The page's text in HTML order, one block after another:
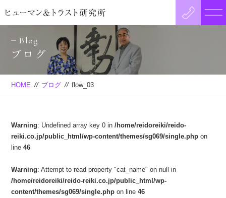
Blog
ブログ
HOME // ブログ // flow_03
Warning: Undefined array key 0 in/home/reidoreiki/reido-
reiki.co.jp/public_html/wp-content/themes/sg069/single.php on
line46
Warning: Attempt to read property "cat_name" on null in
/home/reidoreiki/reido-reiki.co.jp/public_html/wp-
content/themes/sg069/single.php on line46